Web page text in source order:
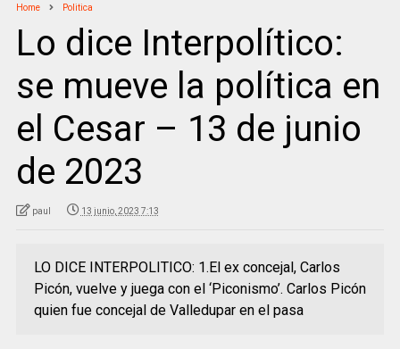
Home Politica
Lo dice Interpolítico:
se mueve la política en
el Cesar – 13 de junio
de 2023
paul 13 junio, 2023 7:13
LO DICE INTERPOLITICO: 1.El ex concejal, Carlos
Picón, vuelve y juega con el ‘Piconismo’. Carlos Picón
quien fue concejal de Valledupar en el pasa